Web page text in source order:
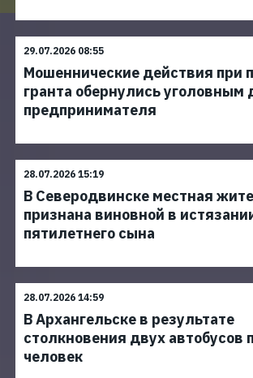
29.07.2026 08:55
Мошеннические действия при
гранта обернулись
предпринимателя
28.07.2026 15:19
В Северодвинске местная
признана виновной в
пятилетнего сына
28.07.2026 14:59
В Архангельске в результате
столкновения двух автобусов
человек